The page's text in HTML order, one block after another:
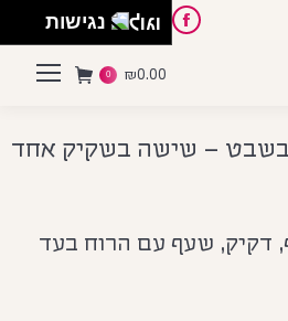
Facebook
Pinterest
Instagram
English
₪0.00
0
בשבט – שישה בשקיק אחד
דקיק, שעף עם הרוח בעד
נגישות